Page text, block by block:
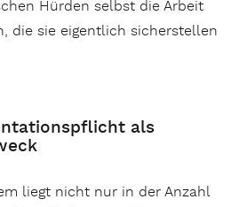
Hürden selbst die Arbeit
die sie eigentlich sicherstellen
als
liegt nicht nur in der Anzahl